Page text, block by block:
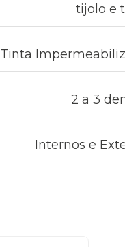
tijolo e
Tinta
2 a 3
Internos e